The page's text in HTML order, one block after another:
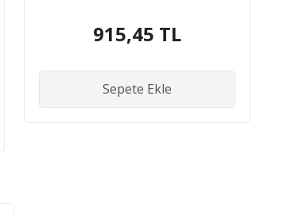
915,45 TL
Sepete Ekle